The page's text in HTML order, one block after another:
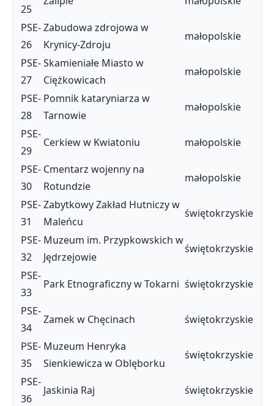
25
PSE-
26
Zabudowa zdrojowa w
Krynicy-Zdroju
małopolskie
PSE-
27
Skamieniałe Miasto w
Ciężkowicach
małopolskie
PSE-
28
Pomnik kataryniarza w
Tarnowie
małopolskie
PSE-
29
Cerkiew w Kwiatoniu
małopolskie
PSE-
30
Cmentarz wojenny na
Rotundzie
małopolskie
PSE-
31
Zabytkowy Zakład Hutniczy w
Maleńcu
świętokrzyskie
PSE-
32
Muzeum im. Przypkowskich w
Jędrzejowie
świętokrzyskie
PSE-
33
Park Etnograficzny w Tokarni świętokrzyskie
PSE-
34
Zamek w Chęcinach
świętokrzyskie
PSE-
35
Muzeum Henryka
Sienkiewicza w Oblęborku
świętokrzyskie
PSE-
36
Jaskinia Raj
świętokrzyskie